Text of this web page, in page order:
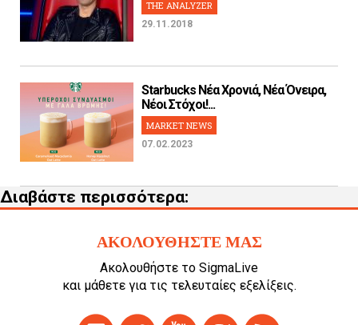
THE ANALYZER
29.11.2018
Starbucks Νέα Χρονιά, Νέα Όνειρα,
Νέοι Στόχοι!...
MARKET NEWS
07.02.2023
Διαβάστε περισσότερα:
ΑΚΟΛΟΥΘΗΣΤΕ ΜΑΣ
Ακολουθήστε το SigmaLive
και μάθετε για τις τελευταίες εξελίξεις.